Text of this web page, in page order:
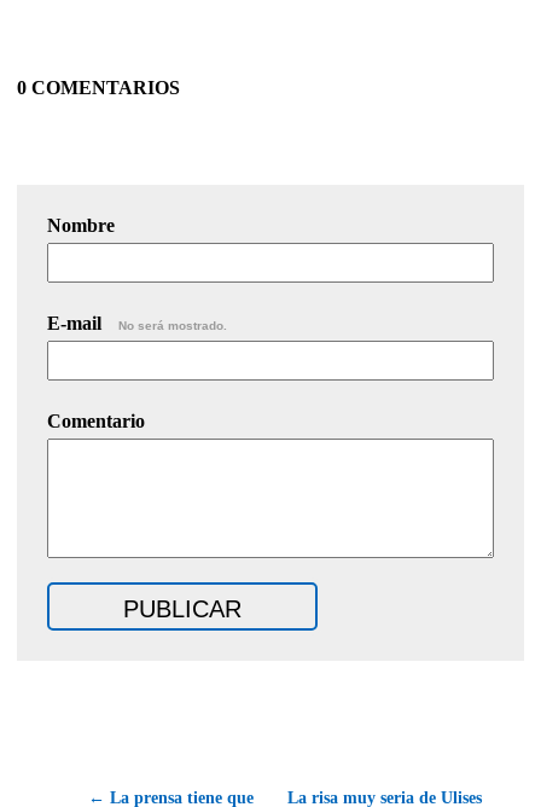
0 COMENTARIOS
Nombre
E-mail No será mostrado.
Comentario
← La prensa tiene que La risa muy seria de Ulises